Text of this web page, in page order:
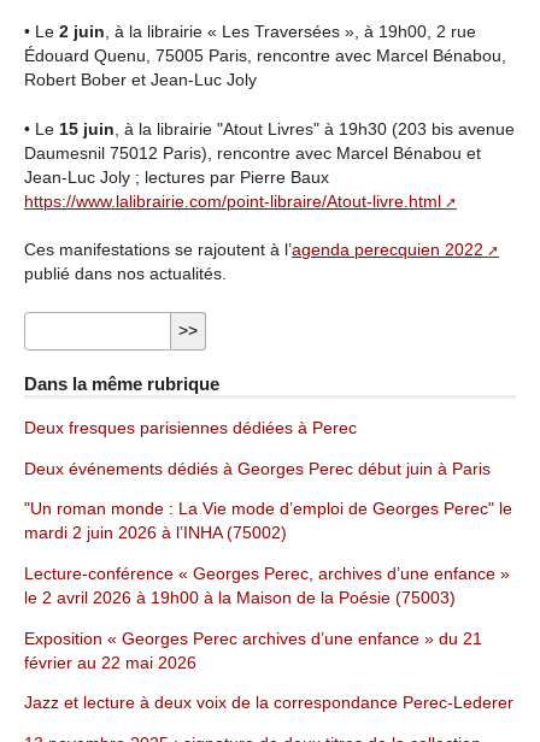
• Le 2 juin, à la librairie « Les Traversées », à 19h00, 2 rue
Édouard Quenu, 75005 Paris, rencontre avec Marcel Bénabou,
Robert Bober et Jean-Luc Joly
• Le 15 juin , à la librairie "Atout Livres" à 19h30 (203 bis avenue
Daumesnil 75012 Paris), rencontre avec Marcel Bénabou et
Jean-Luc Joly ; lectures par Pierre Baux
https://www.lalibrairie.com/point-libraire/Atout-livre.html
Ces manifestations se rajoutent à l’agenda perecquien 2022
publié dans nos actualités.
Dans la même rubrique
Deux fresques parisiennes dédiées à Perec
Deux événements dédiés à Georges Perec début juin à Paris
"Un roman monde : La Vie mode d’emploi de Georges Perec" le
mardi 2 juin 2026 à l’INHA (75002)
Lecture-conférence « Georges Perec, archives d’une enfance »
le 2 avril 2026 à 19h00 à la Maison de la Poésie (75003)
Exposition « Georges Perec archives d’une enfance » du 21
février au 22 mai 2026
Jazz et lecture à deux voix de la correspondance Perec-Lederer